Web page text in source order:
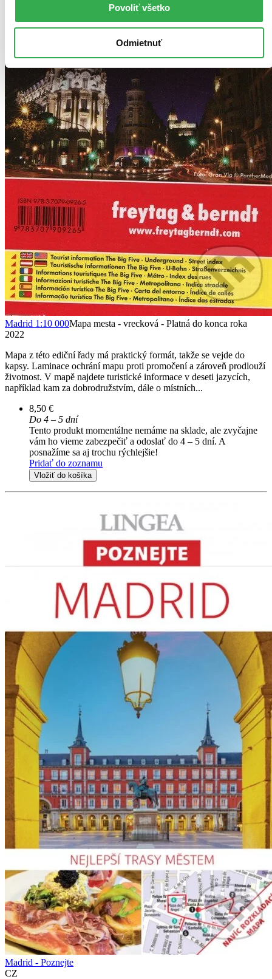
Povoliť všetko
Odmietnuť
Madrid 1:10 000Mapa mesta - vrecková - Platná do konca roka
2022
Mapa z této ediční řady má praktický formát, takže se vejde do
kapsy. Laminace ochrání mapu proti promočení a zároveň prodlouží
životnost. V mapě najdete turistické informace v deseti jazycích,
například kam za dobrodružstvím, dále o místních...
8,50 €
Do 4 – 5 dní
Tento produkt momentálne nemáme na sklade, ale zvyčajne
vám ho vieme zabezpečiť a odoslať do 4 – 5 dní. A
posnažíme sa aj trochu rýchlejšie!
Pridať do zoznamu
Vložiť do košíka
Madrid - Poznejte
CZ